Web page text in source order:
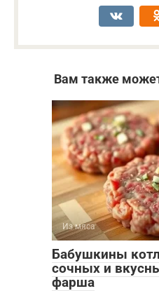
Вам также
Из мяса
Бабушкины
сочных и
фарша